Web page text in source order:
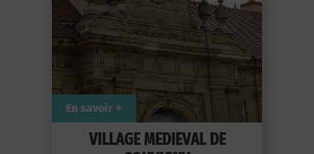
VILLAGE MEDIEVAL DE
En savoir +